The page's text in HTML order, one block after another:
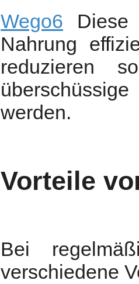
Wego6 Diese
Nahrung
reduzieren
werden.
Vorteile
Bei
verschiedene